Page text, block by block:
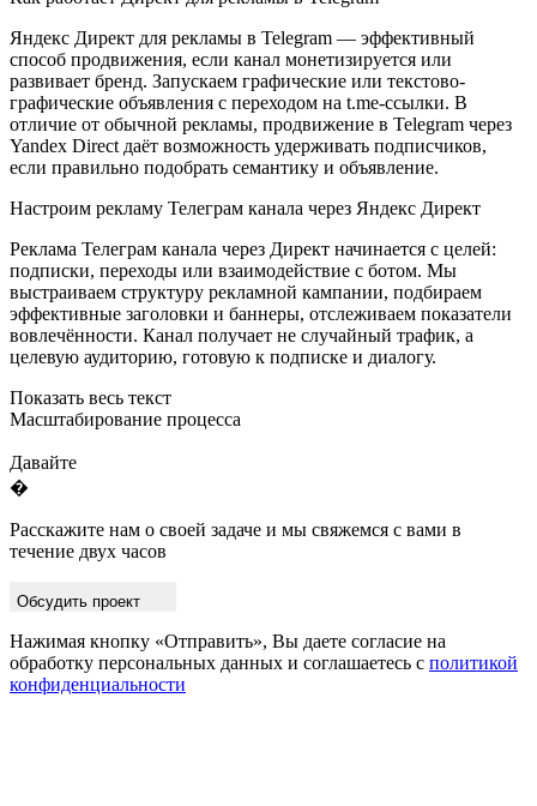
Яндекс Директ для рекламы в Telegram — эффективный
способ продвижения, если канал монетизируется или
развивает бренд. Запускаем графические или текстово-
графические объявления с переходом на t.me-ссылки. В
отличие от обычной рекламы, продвижение в Telegram через
Yandex Direct даёт возможность удерживать подписчиков,
если правильно подобрать семантику и объявление.
Настроим рекламу Телеграм канала через Яндекс Директ
Реклама Телеграм канала через Директ начинается с целей:
подписки, переходы или взаимодействие с ботом. Мы
выстраиваем структуру рекламной кампании, подбираем
эффективные заголовки и баннеры, отслеживаем показатели
вовлечённости. Канал получает не случайный трафик, а
целевую аудиторию, готовую к подписке и диалогу.
Показать весь текст
Масштабирование процесса
Давайте
�
Расскажите нам о своей задаче и мы свяжемся с вами в
течение двух часов
Обсудить проект
Нажимая кнопку «Отправить», Вы даете согласие на
обработку персональных данных и соглашаетесь с политикой
конфиденциальности